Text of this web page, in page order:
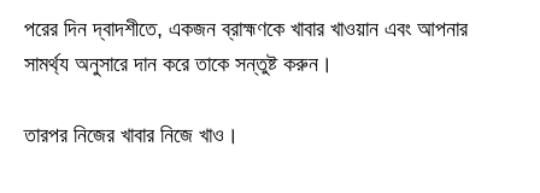
পরের দিন দ্বাদশীতে, একজন ব্রাহ্মণকে খাবার খাওয়ান এবং আপনার
সামর্থ্য অনুসারে দান করে তাকে সন্তুষ্ট করুন।
তারপর নিজের খাবার নিজে খাও।